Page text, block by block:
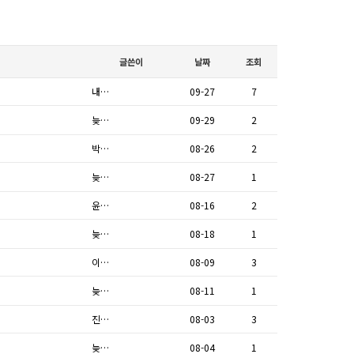
글쓴이 날짜 조회
내… 09-27 7
늦… 09-29 2
박… 08-26 2
늦… 08-27 1
윤… 08-16 2
늦… 08-18 1
이… 08-09 3
늦… 08-11 1
진… 08-03 3
늦… 08-04 1